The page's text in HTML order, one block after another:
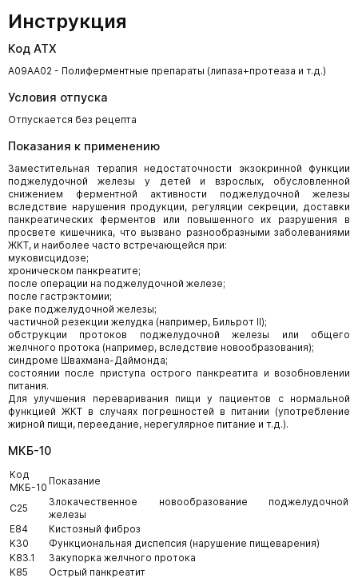
Инструкция
Код АТХ
A09AA02 - Полиферментные препараты (липаза+протеаза и т.д.)
Условия отпуска
Отпускается без рецепта
Показания к применению
Заместительная терапия недостаточности экзокринной функции
поджелудочной железы у детей и взрослых, обусловленной
снижением ферментной активности поджелудочной железы
вследствие нарушения продукции, регуляции секреции, доставки
панкреатических ферментов или повышенного их разрушения в
просвете кишечника, что вызвано разнообразными заболеваниями
ЖКТ, и наиболее часто встречающейся при:
муковисцидозе;
хроническом панкреатите;
после операции на поджелудочной железе;
после гастрэктомии;
раке поджелудочной железы;
частичной резекции желудка (например, Бильрот II);
обструкции протоков поджелудочной железы или общего
желчного протока (например, вследствие новообразования);
синдроме Швахмана-Даймонда;
состоянии после приступа острого панкреатита и возобновлении
питания.
Для улучшения переваривания пищи у пациентов с нормальной
функцией ЖКТ в случаях погрешностей в питании (употребление
жирной пищи, переедание, нерегулярное питание и т.д.).
МКБ-10
Код
МКБ-10
Показание
C25
Злокачественное новообразование поджелудочной
железы
E84
Кистозный фиброз
K30
Функциональная диспепсия (нарушение пищеварения)
K83.1
Закупорка желчного протока
K85
Острый панкреатит